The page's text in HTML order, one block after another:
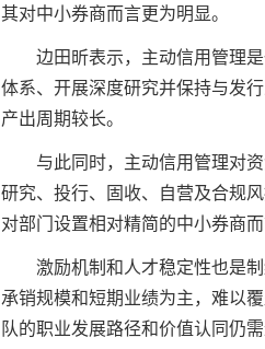
其对中小券商而言更为明显。
边田昕表示，主动信用管理是
体系、开展深度研究并保持与发
产出周期较长。
与此同时，主动信用管理对资
研究、投行、固收、自营及合规
对部门设置相对精简的中小券商
激励机制和人才稳定性也是制
承销规模和短期业绩为主，难以
队的职业发展路径和价值认同仍需